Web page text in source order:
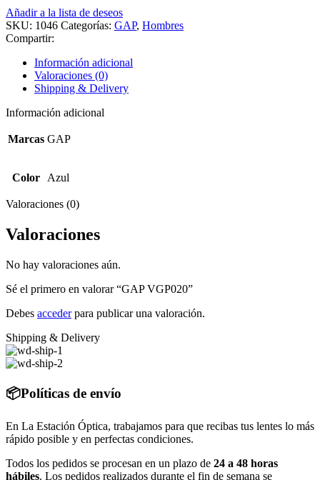
Añadir a la lista de deseos
SKU: 1046 Categorías: GAP, Hombres
Compartir:
Información adicional
Valoraciones (0)
Shipping & Delivery
Información adicional
Marcas GAP
Color Azul
Valoraciones (0)
Valoraciones
No hay valoraciones aún.
Sé el primero en valorar “GAP VGP020”
Debes accederpara publicar una valoración.
Shipping & Delivery
📦Políticas de envío
En La Estación Óptica, trabajamos para que recibas tus lentes lo más
rápido posible y en perfectas condiciones.
Todos los pedidos se procesan en un plazo de 24 a 48 horas
hábiles. Los pedidos realizados durante el fin de semana se